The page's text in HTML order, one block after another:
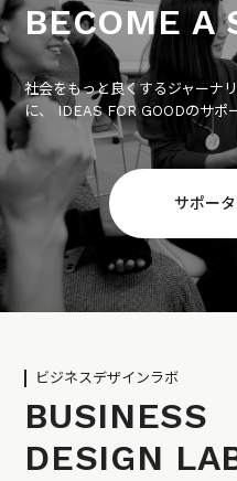
BECOME A
社会をもっと良くするジャーナ
に、 IDEAS FOR GOODのサポ
サポー
ビジネスデザインラボ
BUSINESS
DESIGN